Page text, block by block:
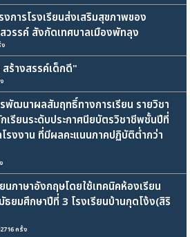
งการโรงเรียนส่งเสริมสุขภาพของ
วรรค์ สังกัดเทศบาลเมืองพัทลุง
ร้างสรรค์เด็กดี"
พัฒนาผลสัมฤทธิ์ทางการเรียน รายวิชา
รียนระดับประกาศนียบัตรวิชาชีพชั้นปีที่
รงงาน ที่มีผลคะแนนภาคปฏิบัติต่ำกว่า
นภาษาอังกฤษโดยใช้เทคนิคห้องเรียน
ยมศึกษาปีที่ 3 โรงเรียนบ้านกุดโง้ง(สิริ
ครั้ง